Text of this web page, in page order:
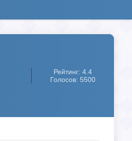
Рейтинг: 4.4
Голосов: 5500